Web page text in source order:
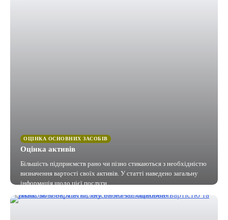
ОЦІНКА ОСНОВНИХ ЗАСОБІВ
Оцінка активів
Більшість підприємств рано чи пізно стикаються з необхідністю
визначення вартості своїх активів. У статті наведено загальну
інформація щодо цієї послуги.